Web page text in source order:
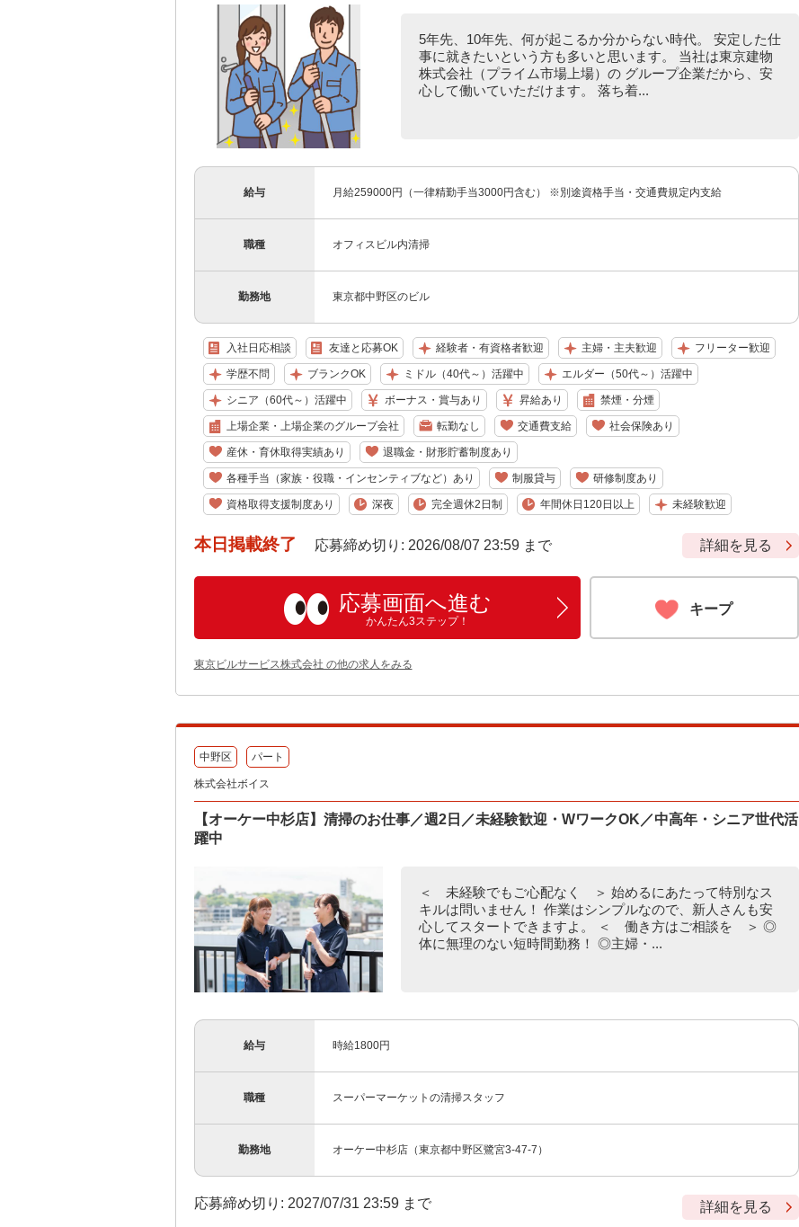
5年先、10年先、何が起こるか分からない時代。 安定した仕
事に就きたいという方も多いと思います。 当社は東京建物
株式会社（プライム市場上場）の グループ企業だから、安
心して働いていただけます。 落ち着...
給与 月給259000円（一律精勤手当3000円含む） ※別途資格手当・交通費規定内支給
職種 オフィスビル内清掃
勤務地 東京都中野区のビル
入社日応相談 友達と応募OK 経験者・有資格者歓迎 主婦・主夫歓迎 フリーター歓迎
学歴不問 ブランクOK ミドル（40代～）活躍中 エルダー（50代～）活躍中
シニア（60代～）活躍中 ボーナス・賞与あり 昇給あり 禁煙・分煙
上場企業・上場企業のグループ会社 転勤なし 交通費支給 社会保険あり
産休・育休取得実績あり 退職金・財形貯蓄制度あり
各種手当（家族・役職・インセンティブなど）あり 制服貸与 研修制度あり
資格取得支援制度あり 深夜 完全週休2日制 年間休日120日以上 未経験歓迎
本日掲載終了 応募締め切り: 2026/08/07 23:59 まで 詳細を見る
応募画面へ進む
かんたん3ステップ！
キープ
東京ビルサービス株式会社 の他の求人をみる
中野区 パート
株式会社ボイス
【オーケー中杉店】清掃のお仕事／週2日／未経験歓迎・WワークOK／中高年・シニア世代活
躍中
＜ 未経験でもご心配なく ＞ 始めるにあたって特別なス
キルは問いません！ 作業はシンプルなので、新人さんも安
心してスタートできますよ。 ＜ 働き方はご相談を ＞ ◎
体に無理のない短時間勤務！ ◎主婦・...
給与 時給1800円
職種 スーパーマーケットの清掃スタッフ
勤務地 オーケー中杉店（東京都中野区鷺宮3-47-7）
応募締め切り: 2027/07/31 23:59 まで 詳細を見る